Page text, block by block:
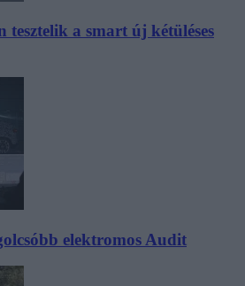
tesztelik a smart új kétüléses
elektromos Audit